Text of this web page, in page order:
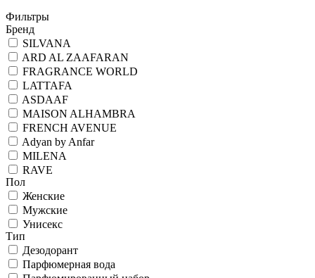
Фильтры
Бренд
SILVANA
ARD AL ZAAFARAN
FRAGRANCE WORLD
LATTAFA
ASDAAF
MAISON ALHAMBRA
FRENCH AVENUE
Adyan by Anfar
MILENA
RAVE
Пол
Женские
Мужские
Унисекс
Тип
Дезодорант
Парфюмерная вода